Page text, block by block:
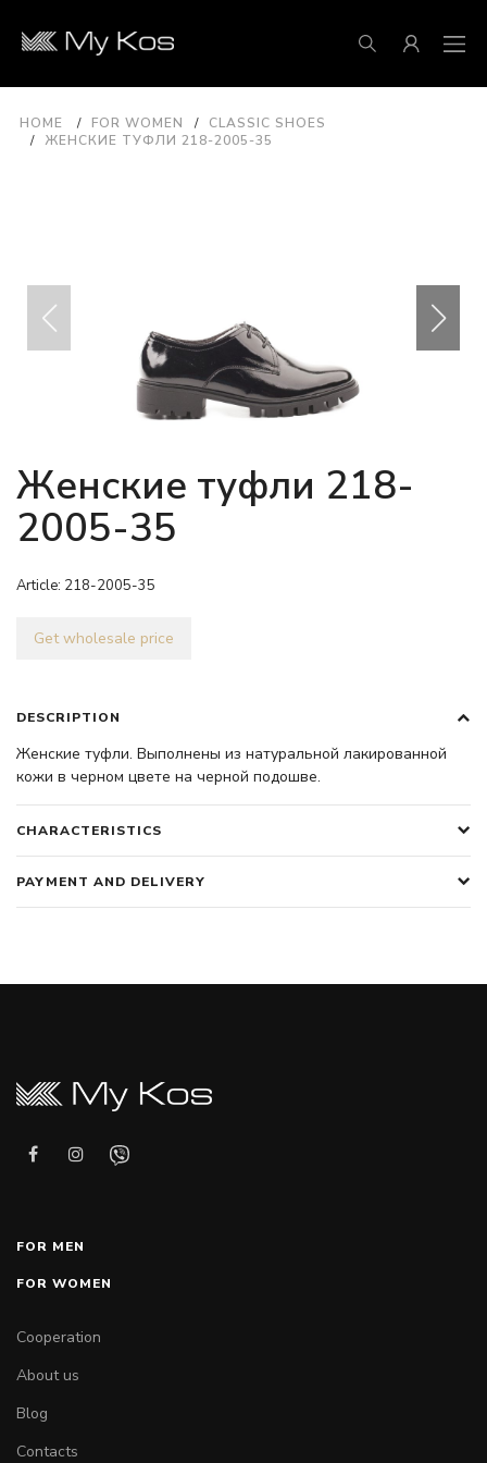
HOME FOR WOMEN
CLASSIC SHOES
ЖЕНСКИЕ ТУФЛИ 218-2005-35
Женские туфли 218-
2005-35
Article: 218-2005-35
Get wholesale price
DESCRIPTION
Женские туфли. Выполнены из натуральной лакированной
кожи в черном цвете на черной подошве.
CHARACTERISTICS
PAYMENT AND DELIVERY
FOR MEN
FOR WOMEN
Cooperation
About us
Blog
Contacts